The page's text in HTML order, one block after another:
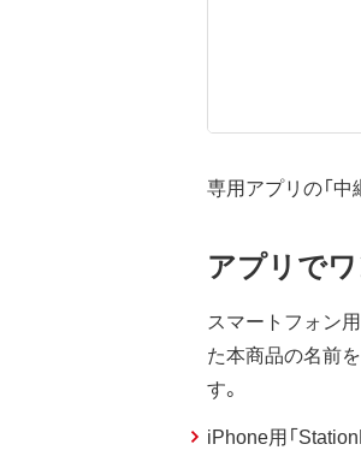
専用アプリの「中
アプリで
スマートフォン
た本商品の名前
す。
iPhone用「